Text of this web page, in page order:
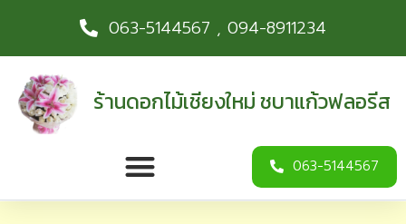
063-5144567 , 094-8911234
ร้านดอกไม้เชียงใหม่ ชบาแก้วฟลอรีส
063-5144567